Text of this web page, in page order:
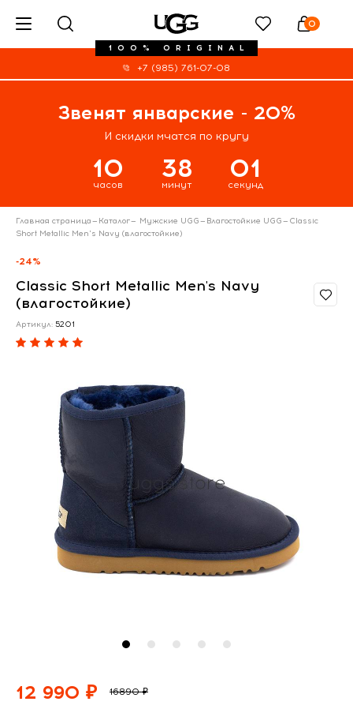
100% ORIGINAL
0
+7 (985) 761-07-08
Звенят январские - 20%
И скидки мчатся по кругу
10
часов
38
минут
00
секунд
Главная страница— Каталог— Мужские UGG— Влагостойкие UGG— Classic
Short Metallic Men's Navy (влагостойкие)
-24%
Classic Short Metallic Men's Navy
(влагостойкие)
Артикул: 5201
12 990 ₽ 16890 ₽